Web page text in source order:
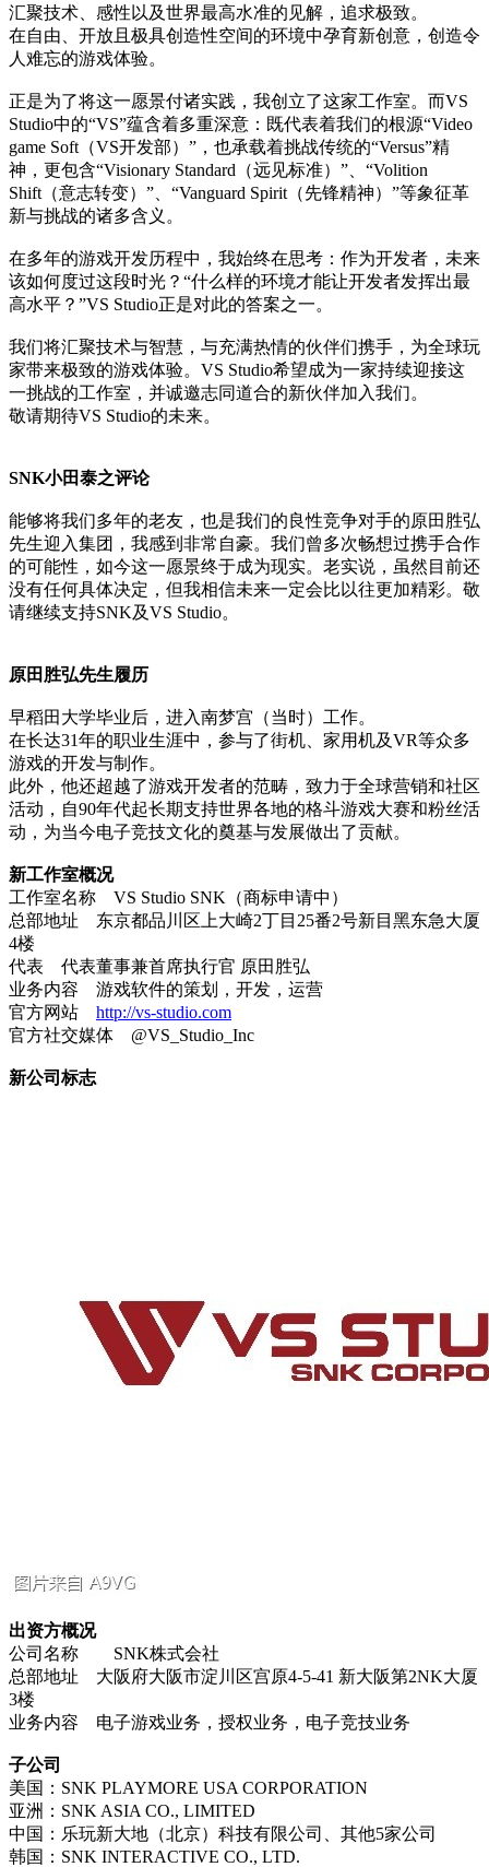
汇聚技术、感性以及世界最高水准的见解，追求极致。
在自由、开放且极具创造性空间的环境中孕育新创意，创造令
人难忘的游戏体验。
正是为了将这一愿景付诸实践，我创立了这家工作室。而VS
Studio中的“VS”蕴含着多重深意：既代表着我们的根源“Video
game Soft（VS开发部）”，也承载着挑战传统的“Versus”精
神，更包含“Visionary Standard（远见标准）”、“Volition
Shift（意志转变）”、“Vanguard Spirit（先锋精神）”等象征革
新与挑战的诸多含义。
在多年的游戏开发历程中，我始终在思考：作为开发者，未来
该如何度过这段时光？“什么样的环境才能让开发者发挥出最
高水平？”VS Studio正是对此的答案之一。
我们将汇聚技术与智慧，与充满热情的伙伴们携手，为全球玩
家带来极致的游戏体验。VS Studio希望成为一家持续迎接这
一挑战的工作室，并诚邀志同道合的新伙伴加入我们。
敬请期待VS Studio的未来。
SNK小田泰之评论
能够将我们多年的老友，也是我们的良性竞争对手的原田胜弘
先生迎入集团，我感到非常自豪。我们曾多次畅想过携手合作
的可能性，如今这一愿景终于成为现实。老实说，虽然目前还
没有任何具体决定，但我相信未来一定会比以往更加精彩。敬
请继续支持SNK及VS Studio。
原田胜弘先生履历
早稻田大学毕业后，进入南梦宫（当时）工作。
在长达31年的职业生涯中，参与了街机、家用机及VR等众多
游戏的开发与制作。
此外，他还超越了游戏开发者的范畴，致力于全球营销和社区
活动，自90年代起长期支持世界各地的格斗游戏大赛和粉丝活
动，为当今电子竞技文化的奠基与发展做出了贡献。
新工作室概况
工作室名称 VS Studio SNK（商标申请中）
总部地址 东京都品川区上大崎2丁目25番2号新目黑东急大厦
4楼
代表 代表董事兼首席执行官 原田胜弘
业务内容 游戏软件的策划，开发，运营
官方网站 http://vs-studio.com
官方社交媒体 @VS_Studio_Inc
新公司标志
出资方概况
公司名称 SNK株式会社
总部地址 大阪府大阪市淀川区宫原4-5-41 新大阪第2NK大厦
3楼
业务内容 电子游戏业务，授权业务，电子竞技业务
子公司
美国：SNK PLAYMORE USA CORPORATION
亚洲：SNK ASIA CO., LIMITED
中国：乐玩新大地（北京）科技有限公司、其他5家公司
韩国：SNK INTERACTIVE CO., LTD.